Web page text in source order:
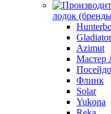
лодок
Gladiator
Azimut
Мастер
Флинк
Solar
Yukona